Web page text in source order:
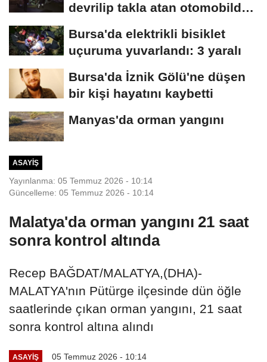
devrilip takla atan otomobilde
Bursa'da elektrikli bisiklet
uçuruma yuvarlandı: 3 yaralı
Bursa'da İznik Gölü'ne düşen
bir kişi hayatını kaybetti
Manyas'da orman yangını
ASAYIŞ
Yayınlanma: 05 Temmuz 2026 - 10:14
Güncelleme: 05 Temmuz 2026 - 10:14
Malatya'da orman yangını 21 saat
sonra kontrol altında
Recep BAĞDAT/MALATYA,(DHA)-
MALATYA'nın Pütürge ilçesinde dün öğle
saatlerinde çıkan orman yangını, 21 saat
sonra kontrol altına alındı
ASAYIŞ 05 Temmuz 2026 - 10:14